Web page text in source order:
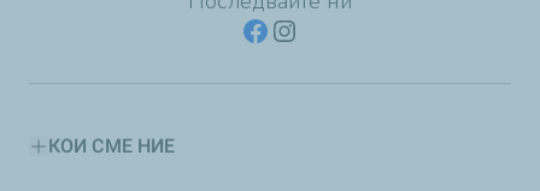
КОИ СМЕ НИЕ